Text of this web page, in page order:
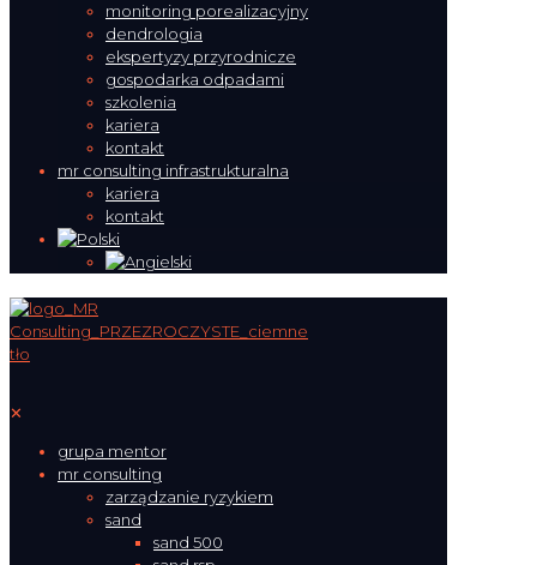
monitoring porealizacyjny
dendrologia
ekspertyzy przyrodnicze
gospodarka odpadami
szkolenia
kariera
kontakt
mr consulting infrastrukturalna
kariera
kontakt
✕
grupa mentor
mr consulting
zarządzanie ryzykiem
sand
sand 500